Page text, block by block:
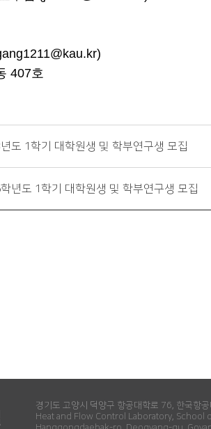
407호
도 1학기 대학원생 및 학부연구생 모집
년도 1학기 대학원생 및 학부연구생 모집
경기도 고양시 덕양구 항공대학로 76, 한국항
Heat and Flow Control Laboratory,